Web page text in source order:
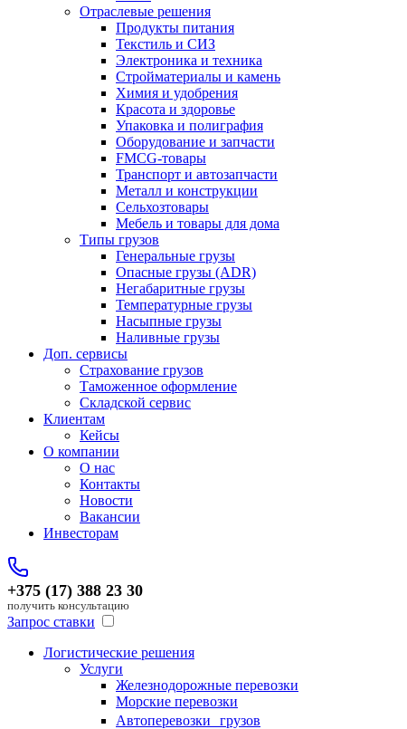
Отраслевые решения
Продукты питания
Текстиль и СИЗ
Электроника и техника
Стройматериалы и камень
Химия и удобрения
Красота и здоровье
Упаковка и полиграфия
Оборудование и запчасти
FMCG-товары
Транспорт и автозапчасти
Металл и конструкции
Сельхозтовары
Мебель и товары для дома
Типы грузов
Генеральные грузы
Опасные грузы (ADR)
Негабаритные грузы
Температурные грузы
Насыпные грузы
Наливные грузы
Доп. сервисы
Страхование грузов
Таможенное оформление
Складской сервис
Клиентам
Кейсы
О компании
О нас
Контакты
Новости
Вакансии
Инвесторам
+375 (17) 388 23 30
получить консультацию
Запрос ставки
Логистические решения
Услуги
Железнодорожные перевозки
Морские перевозки
Автоперевозки грузов